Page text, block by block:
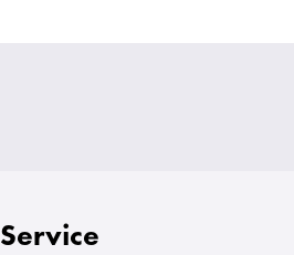
Service